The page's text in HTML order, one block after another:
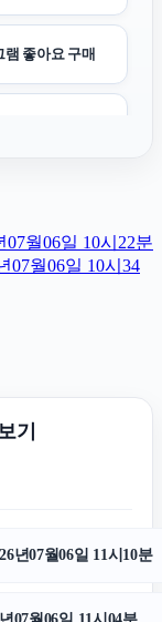
램 좋아요 구매
하수구막힘
견파양
월06일 10시22분
07월06일 10시34
기
년07월06일 11시10분